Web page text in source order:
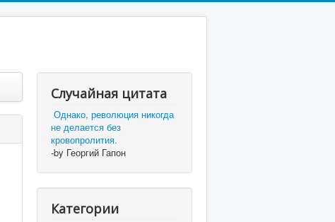
Случайная цитата
Однако, революция никогда
не делается без
кровопролития.
-by Георгий Гапон
Категории